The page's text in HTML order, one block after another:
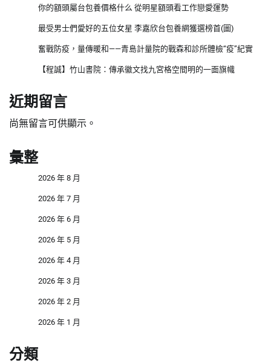
你的額頭屬台包養價格什么 從明星額頭看工作戀愛運勢
最受男士們愛好的五位女星 李嘉欣台包養網獲選榜首(圖)
奮戰防疫，量傳暖和——青島計量院的戰森和診所體檢“疫”紀實
【程誠】竹山書院：傳承徽文找九宮格空間明的一面旗幟
近期留言
尚無留言可供顯示。
彙整
2026 年 8 月
2026 年 7 月
2026 年 6 月
2026 年 5 月
2026 年 4 月
2026 年 3 月
2026 年 2 月
2026 年 1 月
分類